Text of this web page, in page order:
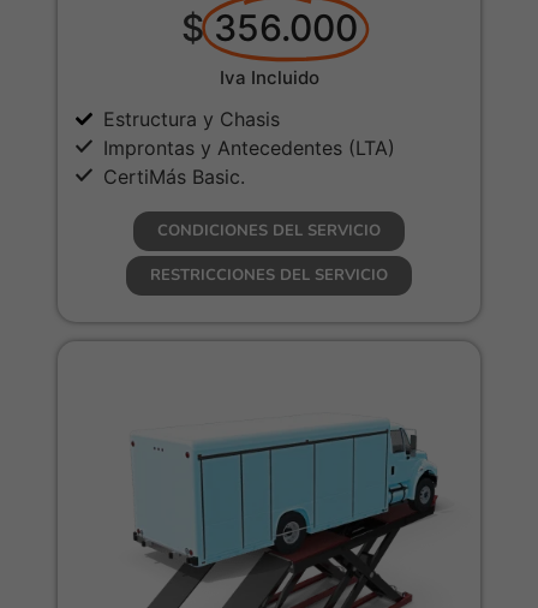
$ 356.000
Iva Incluido
Estructura y Chasis
Improntas y Antecedentes (LTA)
CertiMás Basic.
CONDICIONES DEL SERVICIO
RESTRICCIONES DEL SERVICIO